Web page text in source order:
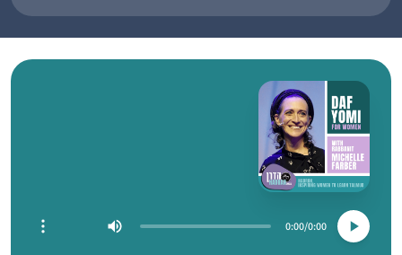
0:00
0:00